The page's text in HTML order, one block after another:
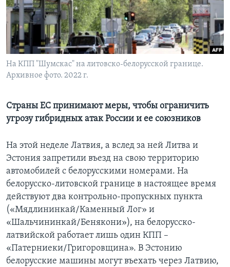
Learning English
СОЦИАЛЬНЫЕ СЕТИ
На КПП "Шумскас" на литовско-белорусской границе.
Архивное фото. 2022 г.
Страны ЕС принимают меры, чтобы ограничить
угрозу гибридных атак России и ее союзников
На этой неделе Латвия, а вслед за ней Литва и
Эстония запретили въезд на свою территорию
автомобилей с белорусскими номерами. На
белорусско-литовской границе в настоящее время
действуют два контрольно-пропускных пункта
(«Мядлининкай/Каменный Лог» и
«Шальчининкай/Бенякони»), на белорусско-
латвийской работает лишь один КПП –
«Патерниеки/Григоровщина». В Эстонию
белорусские машины могут въехать через Латвию,